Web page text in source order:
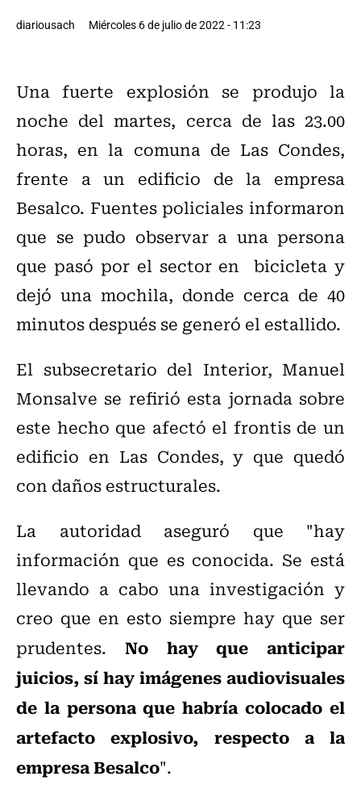
diariousach Miércoles 6 de julio de 2022 - 11:23
Una fuerte explosión se produjo la
noche del martes, cerca de las 23.00
horas, en la comuna de Las Condes,
frente a un edificio de la empresa
Besalco. Fuentes policiales informaron
que se pudo observar a una persona
que pasó por el sector en bicicleta y
dejó una mochila, donde cerca de 40
minutos después se generó el estallido.
El subsecretario del Interior, Manuel
Monsalve se refirió esta jornada sobre
este hecho que afectó el frontis de un
edificio en Las Condes, y que quedó
con daños estructurales.
La autoridad aseguró que "hay
información que es conocida. Se está
llevando a cabo una investigación y
creo que en esto siempre hay que ser
prudentes. No hay que anticipar
juicios, sí hay imágenes audiovisuales
de la persona que habría colocado el
artefacto explosivo, respecto a la
empresa Besalco".